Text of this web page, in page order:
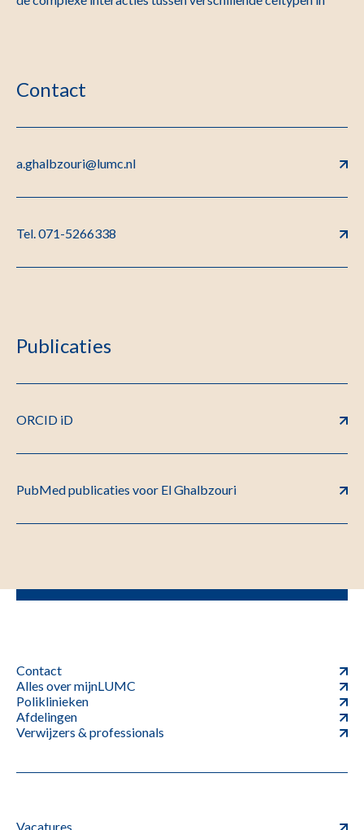
Contact
a.ghalbzouri@lumc.nl
Tel. 071-5266338
Publicaties
ORCID iD
PubMed publicaties voor El Ghalbzouri
Contact
Alles over mijnLUMC
Poliklinieken
Afdelingen
Verwijzers & professionals
Vacatures